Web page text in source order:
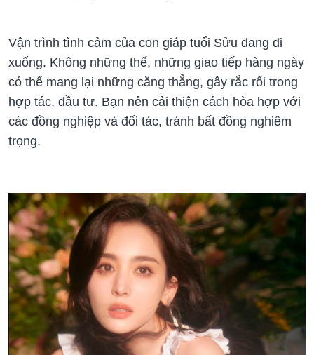
Vận trình tình cảm của con giáp tuổi Sửu đang đi
xuống. Không những thế, những giao tiếp hàng ngày
có thể mang lại những căng thẳng, gây rắc rối trong
hợp tác, đầu tư. Bạn nên cải thiện cách hòa hợp với
các đồng nghiệp và đối tác, tránh bất đồng nghiêm
trọng.